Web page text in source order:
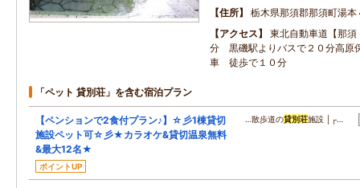
住所
栃木県那須郡那須町湯本
アクセス
東北自動車道【那
分 黒磯駅よりバスで２０分高原
車 徒歩で１０分
「ペット 貸別荘」を含む宿泊プラン
【ペンションで2食付プラン♪】☆彡1棟貸切
施設ペット可☆彡★カラオケ&貸切温泉無料
&最大12名★
ポイントUP
…散歩道の貸別荘施設 │┌…